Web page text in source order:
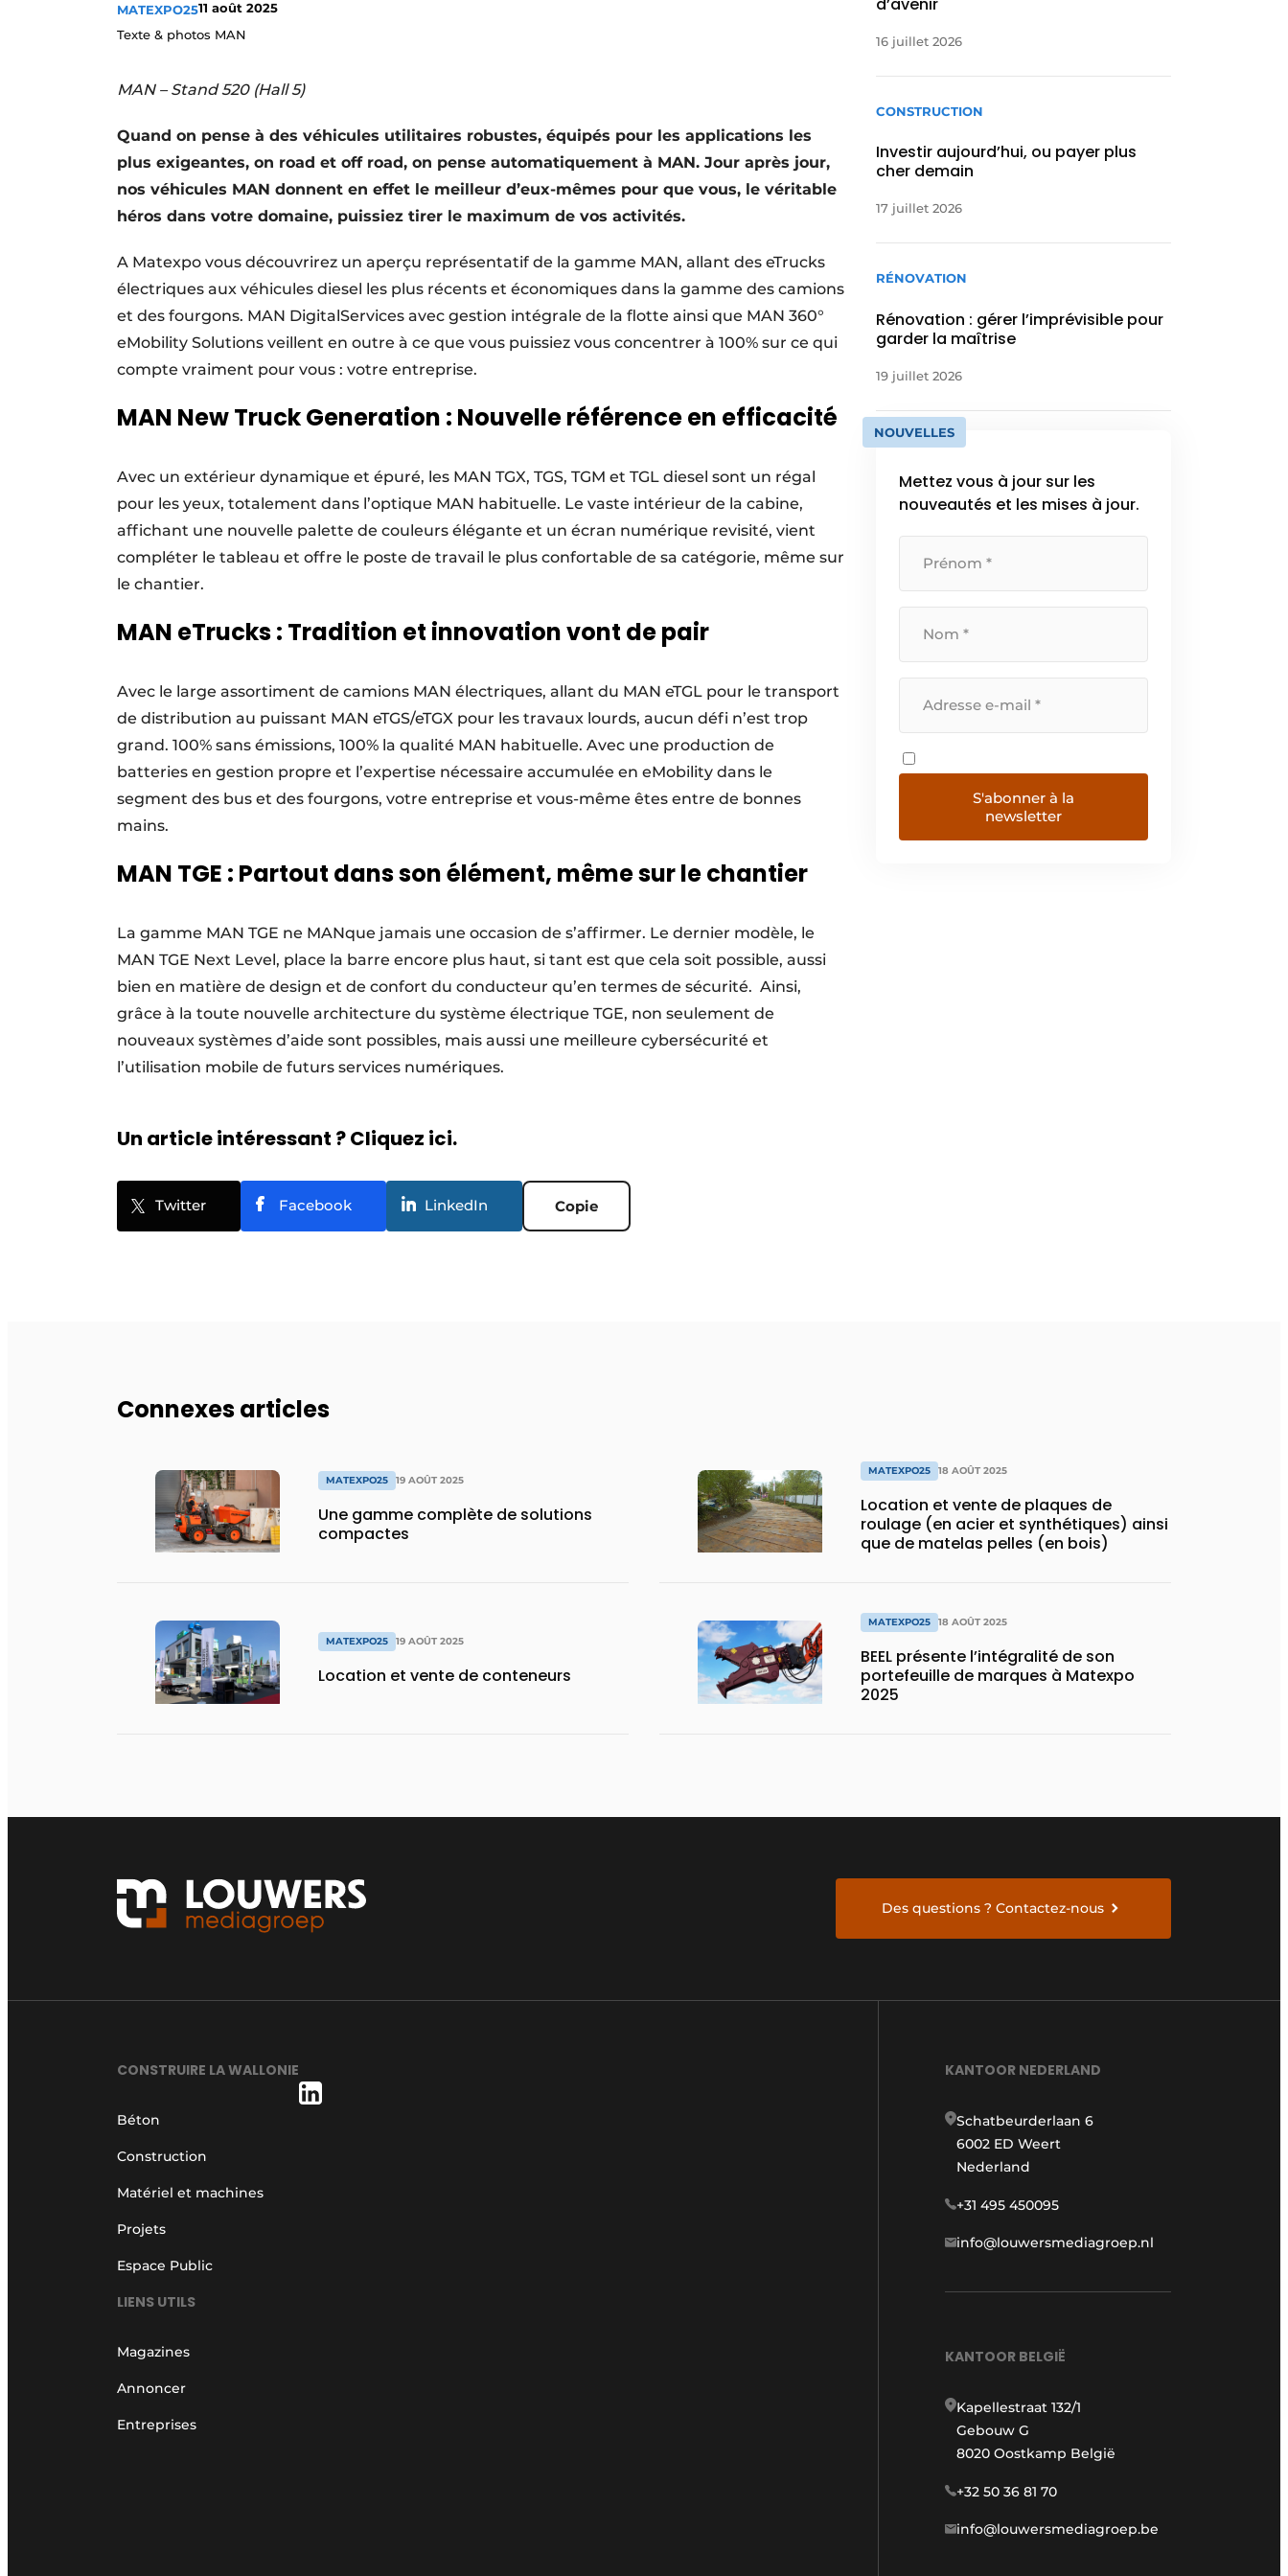
Termes et conditions
MATEXPO2511 août 2025
Texte & photos MAN
MAN – Stand 520 (Hall 5)
Quand on pense à des véhicules utilitaires robustes, équipés pour les applications les
plus exigeantes, on road et off road, on pense automatiquement à MAN. Jour après jour,
nos véhicules MAN donnent en effet le meilleur d’eux-mêmes pour que vous, le véritable
héros dans votre domaine, puissiez tirer le maximum de vos activités.
A Matexpo vous découvrirez un aperçu représentatif de la gamme MAN, allant des eTrucks
électriques aux véhicules diesel les plus récents et économiques dans la gamme des camions
et des fourgons. MAN DigitalServices avec gestion intégrale de la flotte ainsi que MAN 360°
eMobility Solutions veillent en outre à ce que vous puissiez vous concentrer à 100% sur ce qui
compte vraiment pour vous : votre entreprise.
MAN New Truck Generation : Nouvelle référence en efficacité
Avec un extérieur dynamique et épuré, les MAN TGX, TGS, TGM et TGL diesel sont un régal
pour les yeux, totalement dans l’optique MAN habituelle. Le vaste intérieur de la cabine,
affichant une nouvelle palette de couleurs élégante et un écran numérique revisité, vient
compléter le tableau et offre le poste de travail le plus confortable de sa catégorie, même sur
le chantier.
MAN eTrucks : Tradition et innovation vont de pair
Avec le large assortiment de camions MAN électriques, allant du MAN eTGL pour le transport
de distribution au puissant MAN eTGS/eTGX pour les travaux lourds, aucun défi n’est trop
grand. 100% sans émissions, 100% la qualité MAN habituelle. Avec une production de
batteries en gestion propre et l’expertise nécessaire accumulée en eMobility dans le
segment des bus et des fourgons, votre entreprise et vous-même êtes entre de bonnes
mains.
MAN TGE : Partout dans son élément, même sur le chantier
La gamme MAN TGE ne MANque jamais une occasion de s’affirmer. Le dernier modèle, le
MAN TGE Next Level, place la barre encore plus haut, si tant est que cela soit possible, aussi
bien en matière de design et de confort du conducteur qu’en termes de sécurité. Ainsi,
grâce à la toute nouvelle architecture du système électrique TGE, non seulement de
nouveaux systèmes d’aide sont possibles, mais aussi une meilleure cybersécurité et
l’utilisation mobile de futurs services numériques.
Un article intéressant ? Cliquez ici.
Twitter Facebook LinkedIn Copie
16 juillet 2026
CONSTRUCTION
Investir aujourd’hui, ou payer plus
cher demain
17 juillet 2026
RÉNOVATION
Rénovation : gérer l’imprévisible pour
garder la maîtrise
19 juillet 2026
NOUVELLES
Mettez vous à jour sur les
nouveautés et les mises à jour.
S'abonner à la
newsletter
Connexes articles
MATEXPO25 19 AOÛT 2025
Une gamme complète de solutions
compactes
MATEXPO25 19 AOÛT 2025
Location et vente de conteneurs
MATEXPO25 18 AOÛT 2025
Location et vente de plaques de
roulage (en acier et synthétiques) ainsi
que de matelas pelles (en bois)
MATEXPO25 18 AOÛT 2025
BEEL présente l’intégralité de son
portefeuille de marques à Matexpo
2025
Des questions ? Contactez-nous
CONSTRUIRE LA WALLONIE
Béton
Construction
Matériel et machines
Projets
Espace Public
LIENS UTILS
Magazines
Annoncer
Entreprises
KANTOOR NEDERLAND
Schatbeurderlaan 6
6002 ED Weert
Nederland
+31 495 450095
info@louwersmediagroep.nl
KANTOOR BELGIË
Kapellestraat 132/1
Gebouw G
8020 Oostkamp België
+32 50 36 81 70
info@louwersmediagroep.be